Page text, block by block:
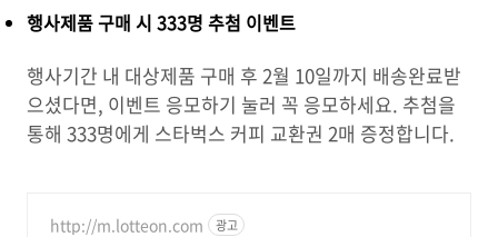
행사제품 구매 시 333명 추첨 이벤트
행사기간 내 대상제품 구매 후 2월 10일까지 배송완료받
으셨다면, 이벤트 응모하기 눌러 꼭 응모하세요. 추첨을
통해 333명에게 스타벅스 커피 교환권 2매 증정합니다.
http://m.lotteon.com 광고